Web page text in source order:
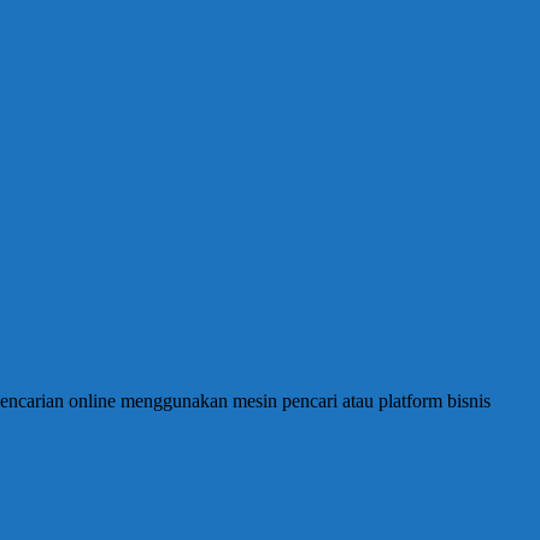
online menggunakan mesin pencari atau platform bisnis